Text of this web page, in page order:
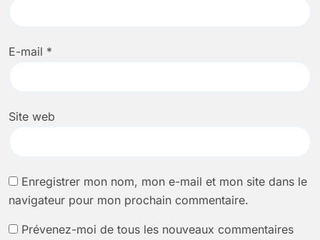
E-mail *
Site web
Enregistrer mon nom, mon e-mail et mon site dans le
navigateur pour mon prochain commentaire.
Prévenez-moi de tous les nouveaux commentaires